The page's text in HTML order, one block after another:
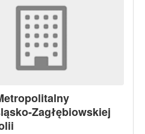
Zagłębiowskiej